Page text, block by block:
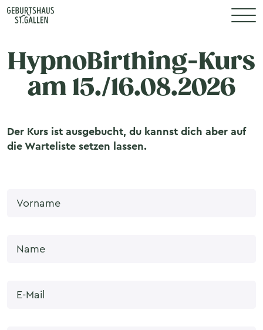
HypnoBirthing-Kurs
am 15./16.08.2026
Der Kurs ist ausgebucht, du kannst dich aber auf
die Warteliste setzen lassen.
Vorname
Name
E-Mail